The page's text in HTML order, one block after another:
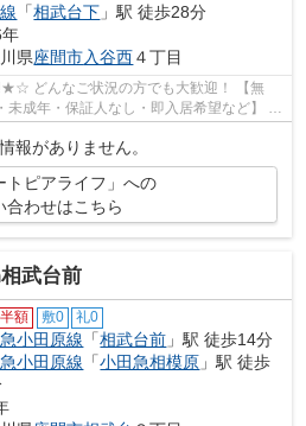
「相武台下 」駅 徒歩28分
県座間市入谷西４丁目
どんなご状況の方でも大歓迎！ 【無
未成年・保証人なし・即入居希望など】 ネ
報がありません。
トピアライフ」への
合わせはこちら
武台前
額 敷0 礼0
小田原線 「相武台前 」駅 徒歩14分
小田原線 「小田急相模原 」駅 徒歩